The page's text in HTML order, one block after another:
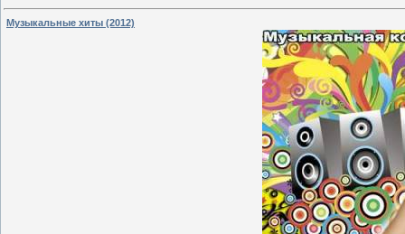
Музыкальные хиты (2012)